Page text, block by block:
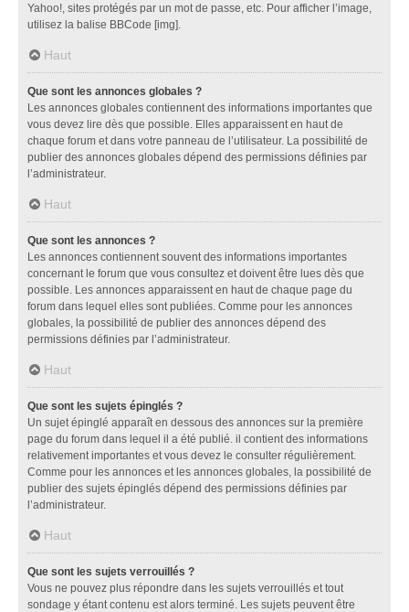
Yahoo!, sites protégés par un mot de passe, etc. Pour afficher l’image,
utilisez la balise BBCode [img].
Haut
Que sont les annonces globales ?
Les annonces globales contiennent des informations importantes que
vous devez lire dès que possible. Elles apparaissent en haut de
chaque forum et dans votre panneau de l’utilisateur. La possibilité de
publier des annonces globales dépend des permissions définies par
l’administrateur.
Haut
Que sont les annonces ?
Les annonces contiennent souvent des informations importantes
concernant le forum que vous consultez et doivent être lues dès que
possible. Les annonces apparaissent en haut de chaque page du
forum dans lequel elles sont publiées. Comme pour les annonces
globales, la possibilité de publier des annonces dépend des
permissions définies par l’administrateur.
Haut
Que sont les sujets épinglés ?
Un sujet épinglé apparaît en dessous des annonces sur la première
page du forum dans lequel il a été publié. il contient des informations
relativement importantes et vous devez le consulter régulièrement.
Comme pour les annonces et les annonces globales, la possibilité de
publier des sujets épinglés dépend des permissions définies par
l’administrateur.
Haut
Que sont les sujets verrouillés ?
Vous ne pouvez plus répondre dans les sujets verrouillés et tout
sondage y étant contenu est alors terminé. Les sujets peuvent être